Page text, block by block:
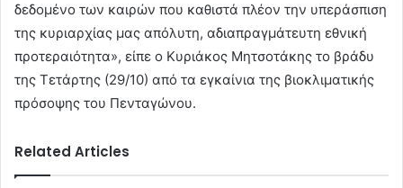
δεδομένο των καιρών που καθιστά πλέον την υπεράσπιση
της κυριαρχίας μας απόλυτη, αδιαπραγμάτευτη εθνική
προτεραιότητα», είπε ο Κυριάκος Μητσοτάκης το βράδυ
της Τετάρτης (29/10) από τα εγκαίνια της βιοκλιματικής
πρόσοψης του Πενταγώνου.
Related Articles